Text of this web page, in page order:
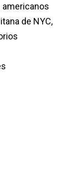
de NYC,